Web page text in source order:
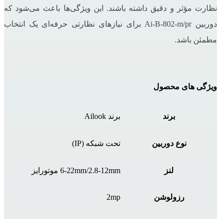
نظارت مؤثر و دقیق داشته باشند. این ویژگی‌ها باعث می‌شود که
دوربین Ai-B-802-m/pr برای نیازهای نظارتی حرفه‌ای یک انتخاب
مطمئن باشد.
ویژگی های محصول
برند برند Ailook
نوع دوربین تحت شبکه (IP)
لنز 6-22mm/2.8-12mm موتورایز
رزولوشن 2mp